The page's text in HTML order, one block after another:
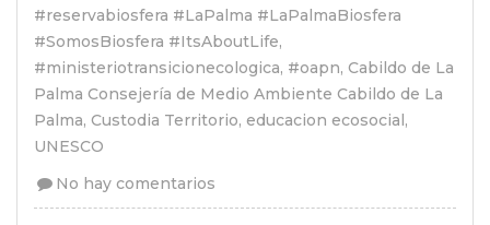
#reservabiosfera #LaPalma #LaPalmaBiosfera
#SomosBiosfera #ItsAboutLife,
#ministeriotransicionecologica, #oapn, Cabildo de La
Palma Consejería de Medio Ambiente Cabildo de La
Palma, Custodia Territorio, educacion ecosocial,
UNESCO
No hay comentarios